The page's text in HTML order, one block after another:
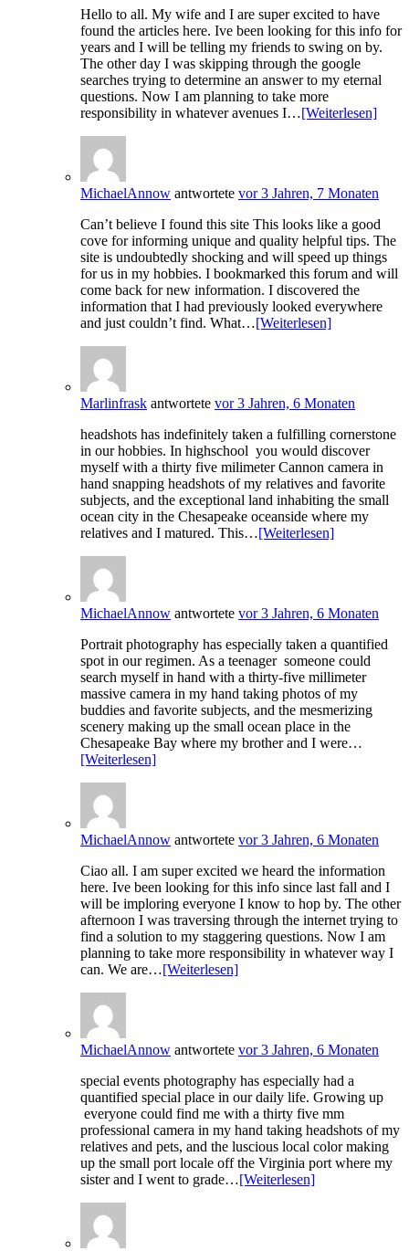
Hello to all. My wife and I are super excited to have
found the articles here. Ive been looking for this info for
years and I will be telling my friends to swing on by.
The other day I was skipping through the google
searches trying to determine an answer to my eternal
questions. Now I am planning to take more
responsibility in whatever avenues I…[Weiterlesen]
MichaelAnnow antwortete vor 3 Jahren, 7 Monaten
Can’t believe I found this site This looks like a good
cove for informing unique and quality helpful tips. The
site is undoubtedly shocking and will speed up things
for us in my hobbies. I bookmarked this forum and will
come back for new information. I discovered the
information that I had previously looked everywhere
and just couldn’t find. What…[Weiterlesen]
Marlinfrask antwortete vor 3 Jahren, 6 Monaten
headshots has indefinitely taken a fulfilling cornerstone
in our hobbies. In highschool you would discover
myself with a thirty five milimeter Cannon camera in
hand snapping headshots of my relatives and favorite
subjects, and the exceptional land inhabiting the small
ocean city in the Chesapeake oceanside where my
relatives and I matured. This…[Weiterlesen]
MichaelAnnow antwortete vor 3 Jahren, 6 Monaten
Portrait photography has especially taken a quantified
spot in our regimen. As a teenager someone could
search myself in hand with a thirty-five millimeter
massive camera in my hand taking photos of my
buddies and favorite subjects, and the mesmerizing
scenery making up the small ocean place in the
Chesapeake Bay where my brother and I were…
[Weiterlesen]
MichaelAnnow antwortete vor 3 Jahren, 6 Monaten
Ciao all. I am super excited we heard the information
here. Ive been looking for this info since last fall and I
will be imploring everyone I know to hop by. The other
afternoon I was traversing through the internet trying to
find a solution to my staggering questions. Now I am
planning to take more responsibility in whatever way I
can. We are…[Weiterlesen]
MichaelAnnow antwortete vor 3 Jahren, 6 Monaten
special events photography has especially had a
quantified special place in our daily life. Growing up
everyone could find me with a thirty five mm
professional camera in my hand taking headshots of my
relatives and pets, and the luscious local color making
up the small port locale off the Virginia port where my
sister and I went to grade…[Weiterlesen]